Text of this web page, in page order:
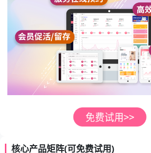
核心产品矩阵(可免费试用)